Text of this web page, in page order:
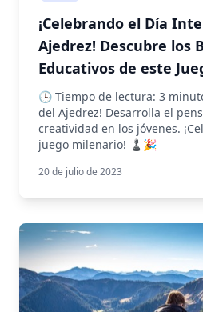
¡Celebrando el Día
Ajedrez! Descubre los
Educativos de este
🕒 Tiempo de lectura: 3
del Ajedrez! Desarrolla el
creatividad en los jóvenes.
juego milenario! ♟️🎉
20 de julio de 2023